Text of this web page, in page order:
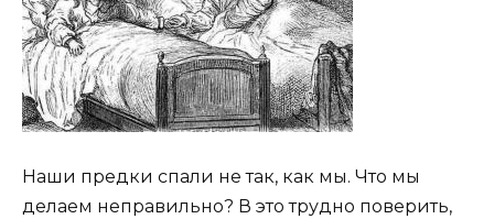
Наши предки спали не так, как мы. Что мы
делаем неправильно? В это трудно поверить,